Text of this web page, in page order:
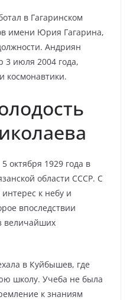
в Гагаринском
имени Юрия Гагарина,
Андриян
3 июля 2004 года,
космонавтики.
октября 1929 года в
области СССР. С
к небу и
впоследствии
величайших
в Куйбышев, где
школу. Учеба не была
к знаниям